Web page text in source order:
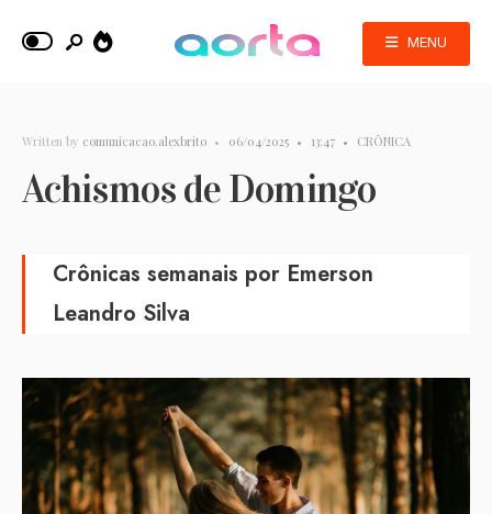
MENU
Written by comunicacao.alexbrito • 06/04/2025 • 13:47 • CRÔNICA
Achismos de Domingo
Crônicas semanais por Emerson
Leandro Silva